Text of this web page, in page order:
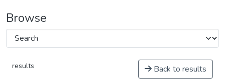
Browse
results Back to results